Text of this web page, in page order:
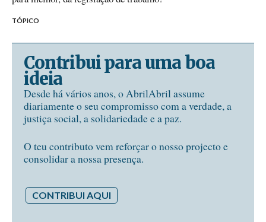
TÓPICO
Contribui para uma boa
ideia
Desde há vários anos, o AbrilAbril assume
diariamente o seu compromisso com a verdade, a
justiça social, a solidariedade e a paz.
O teu contributo vem reforçar o nosso projecto e
consolidar a nossa presença.
CONTRIBUI AQUI